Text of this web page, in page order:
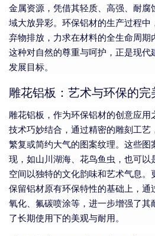
金属资源，凭借其轻质、高强、耐腐
域大放异彩。环保铝材的生产过程中
弃物排放，力求在材料的全生命周期
这种对自然的尊重与呵护，正是现代
发展目标。
雕花铝板：艺术与环保的完
雕花铝板，作为环保铝材的创意应
技术巧妙结合，通过精密的雕刻工艺
繁复或简约大气的图案纹理。这些图
现，如山川湖海、花鸟鱼虫，也可以
空间以独特的文化韵味和艺术气息。
保留铝材原有环保特性的基础上，通
氧化、氟碳喷涂等，进一步增强了其
了长期使用下的美观与耐用。